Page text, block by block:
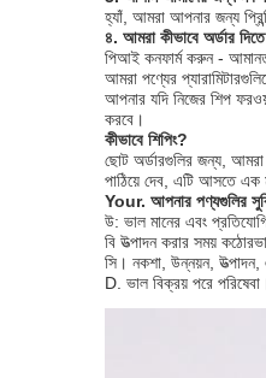
হ্যাঁ, আমরা আপনার জন্য
৪. আমরা কীভাবে অর্ডার
পিআই কনফার্ম করুন - আমানত
আমরা পণ্যের
আপনার যদি নিজের শিপ
করবে।
কীভাবে শিপিং?
ছোট অর্ডারগুলির জন্য, আমরা
পাঠিয়ে দেব, এটি আসতে এক
Your. আপনার পণ্যগুলির
উ: ভাল মানের এবং
বি উত্পাদন করার সময়
সি। নকশা, উন্নয়ন, উত্পাদন,
D. ভাল বিক্রয় পরে